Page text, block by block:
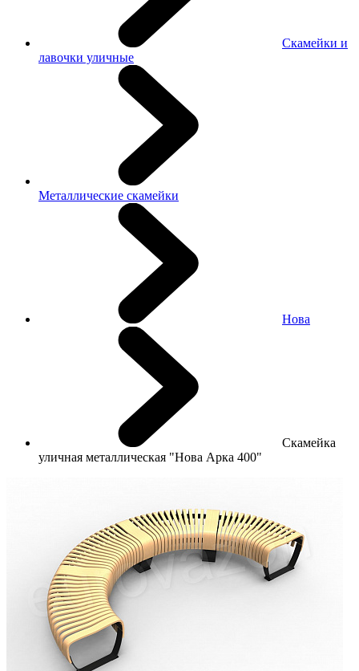
Скамейки и
лавочки уличные
Металлические скамейки
Нова
Скамейка
уличная металлическая "Нова Арка 400"